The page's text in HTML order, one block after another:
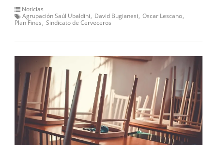
Noticias
Agrupación Saúl Ubaldini
David Bugianesi Oscar Lescano
Plan Fines Sindicato de Cerveceros